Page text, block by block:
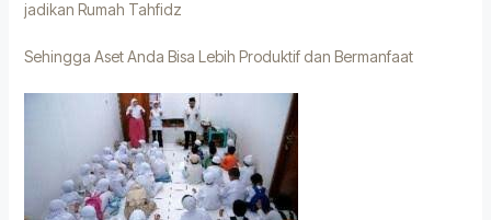
jadikan Rumah Tahfidz
Sehingga Aset Anda Bisa Lebih Produktif dan Bermanfaat